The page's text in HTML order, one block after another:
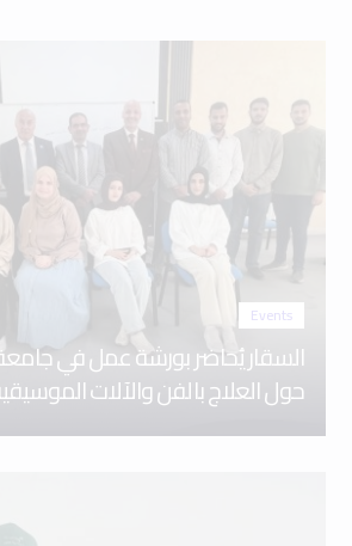
Events
السقار يُحاضر بورشة عمل في جامعة
حول العلاج بالفن والآلات